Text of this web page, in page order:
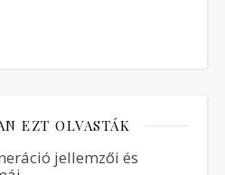
EZT OLVASTÁK
jellemzői és